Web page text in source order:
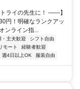
ライの先生に！ ――】
！明確なランクアッ
ンライン指...
・主夫歓迎
シフト自由
モート
経験者歓迎
週4日以上OK 服装自由